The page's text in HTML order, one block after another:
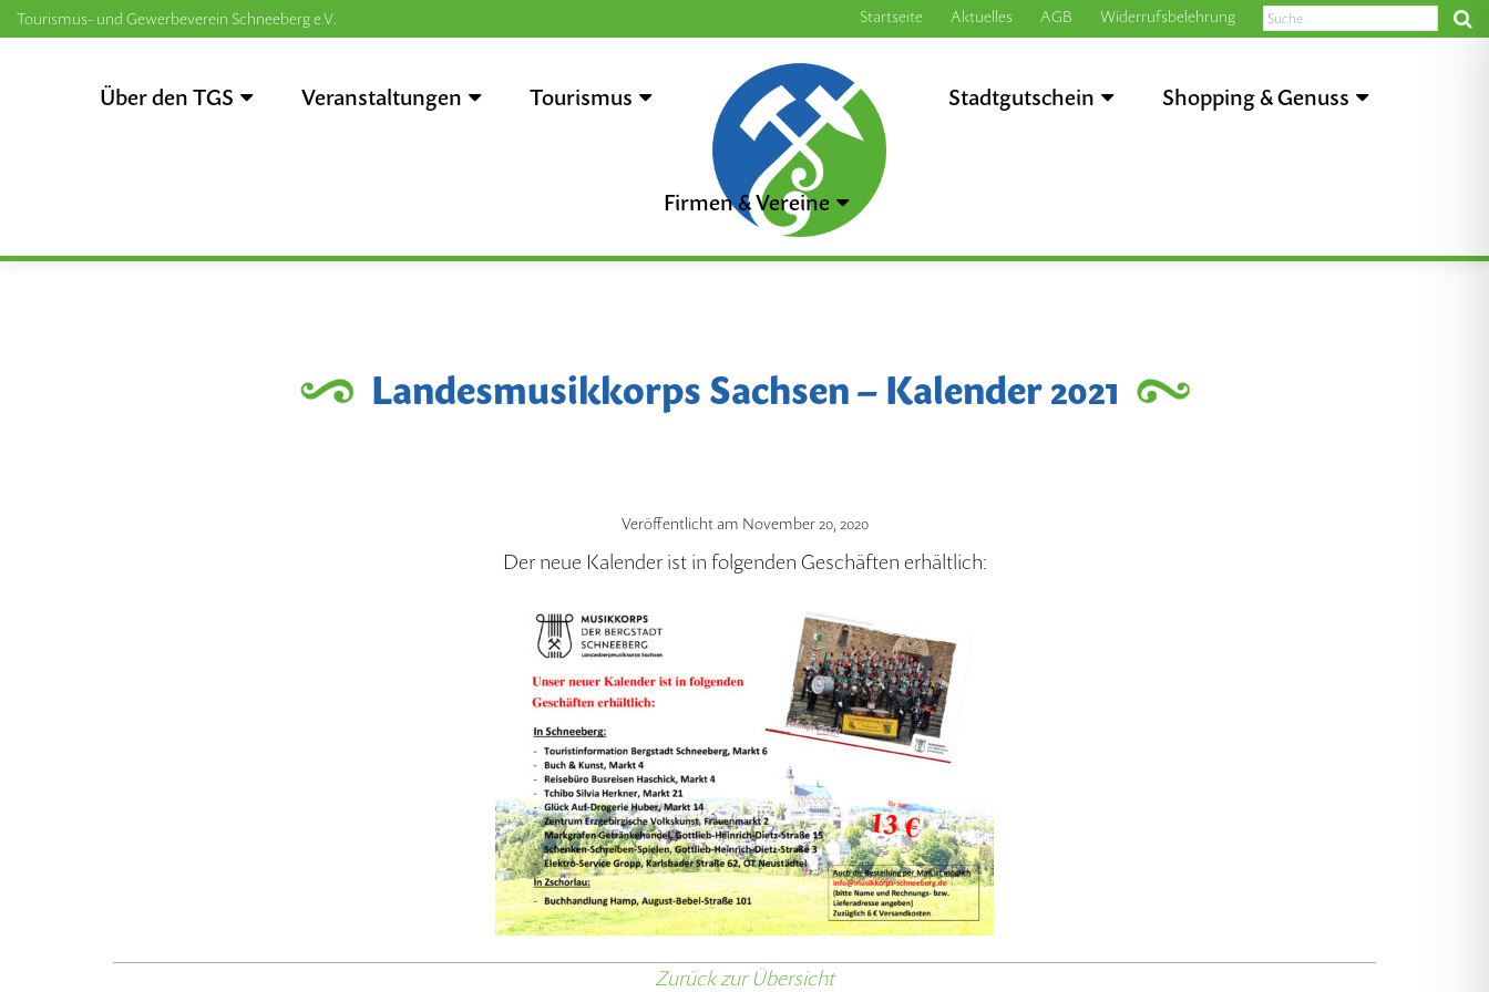
Tourismus- und Gewerbeverein Schneeberg e.V. Widerrufsbelehrung
AGB
Aktuelles
Startseite
Über den TGS Veranstaltungen Tourismus Stadtgutschein Shopping & Genuss
Firmen & Vereine
Landesmusikkorps Sachsen – Kalender 2021
Veröffentlicht am November 20, 2020
Der neue Kalender ist in folgenden Geschäften erhältlich:
Zurück zur Übersicht